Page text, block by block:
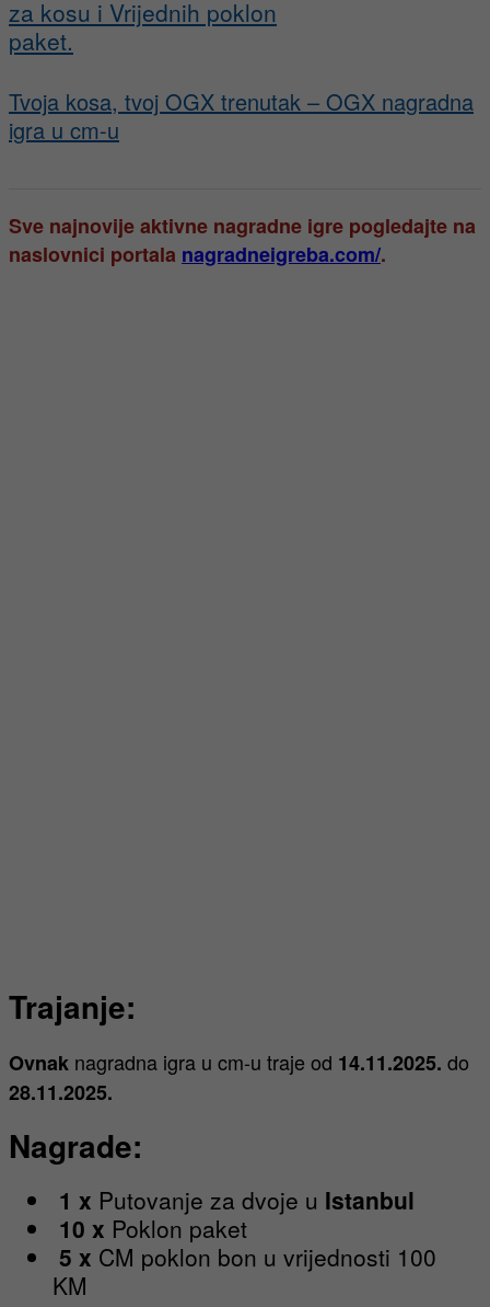
Tvoja kosa, tvoj OGX trenutak – OGX nagradna
igra u cm-u
Sve najnovije aktivne nagradne igre pogledajte na
naslovnici portala nagradneigreba.com/.
Trajanje:
Ovnak nagradna igra u cm-u traje od 14.11.2025. do
28.11.2025.
Nagrade:
1 x Putovanje za dvoje u Istanbul
10 x Poklon paket
5 x CM poklon bon u vrijednosti 100
KM